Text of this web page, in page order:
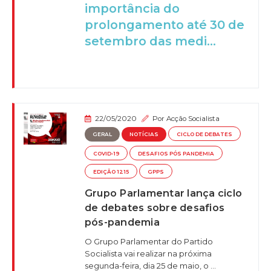
importância do
prolongamento até 30 de
setembro das medi...
22/05/2020 PorAcção Socialista
GERAL NOTÍCIAS CICLO DE DEBATES
COVID-19 DESAFIOS PÓS PANDEMIA
EDIÇÃO 1215 GPPS
Grupo Parlamentar lança ciclo
de debates sobre desafios
pós-pandemia
O Grupo Parlamentar do Partido
Socialista vai realizar na próxima
segunda-feira, dia 25 de maio, o ...